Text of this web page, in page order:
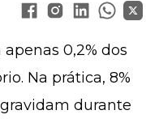
0,2% dos
Na prática, 8%
durante